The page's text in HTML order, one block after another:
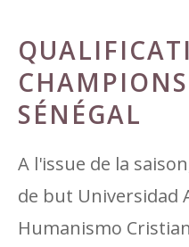
SÉNÉGAL
A l'issue de la
de but Universidad
Humanismo